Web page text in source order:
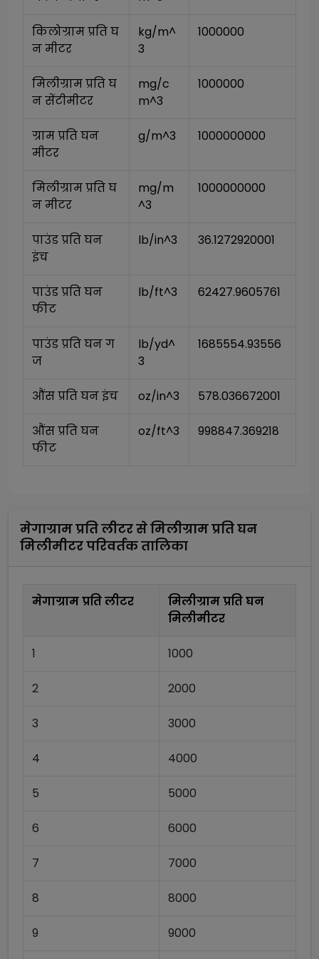
किलोग्राम प्रति घ
न मीटर
kg/m^
3
1000000
मिलीग्राम प्रति घ
न सेंटीमीटर
mg/c
m^3
1000000
ग्राम प्रति घन
मीटर
g/m^3 1000000000
मिलीग्राम प्रति घ
न मीटर
mg/m
^3
1000000000
पाउंड प्रति घन
इंच
lb/in^3 36.1272920001
पाउंड प्रति घन
फीट
lb/ft^3 62427.9605761
पाउंड प्रति घन ग
ज
lb/yd^
3
1685554.93556
औंस प्रति घन इंच oz/in^3 578.036672001
औंस प्रति घन
फीट
oz/ft^3 998847.369218
मेगाग्राम प्रति लीटरसेमिलीग्राम प्रति घन
मिलीमीटरपरिवर्तक तालिका
मेगाग्राम प्रति लीटर
मिलीग्राम प्रति घन
मिलीमीटर
1 1000
2 2000
3 3000
4 4000
5 5000
6 6000
7 7000
8 8000
9 9000